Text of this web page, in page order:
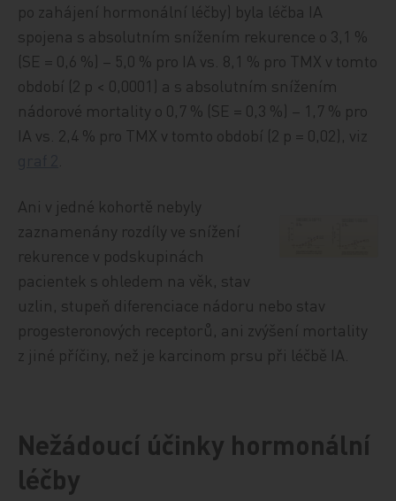
po zahájení hormonální léčby) byla léčba IA
spojena s absolutním snížením rekurence o 3,1 %
(SE = 0,6 %) – 5,0 % pro IA vs. 8,1 % pro TMX v tomto
období (2 p < 0,0001) a s absolutním snížením
nádorové mortality o 0,7 % (SE = 0,3 %) – 1,7 % pro
IA vs. 2,4 % pro TMX v tomto období (2 p = 0,02), viz
Ani v jedné kohortě nebyly
zaznamenány rozdíly ve snížení
rekurence v podskupinách
pacientek s ohledem na věk, stav
uzlin, stupeň diferenciace nádoru nebo stav
progesteronových receptorů, ani zvýšení mortality
z jiné příčiny, než je karcinom prsu při léčbě IA.
Nežádoucí účinky hormonální
léčby